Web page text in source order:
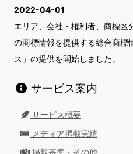
2022-04-01
エリア、会社・権利者、商標
の商標情報を提供する総合商標
ス」の提供を開始しました。
サービス案内
サービス概要
メディア掲載実績